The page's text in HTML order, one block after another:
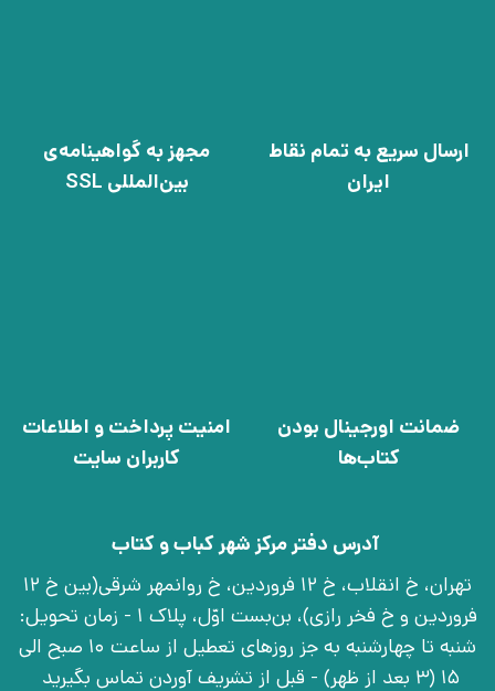
ارسال سریع به تمام نقاط
ایران
مجهز به گواهینامه‌ی
بین‌المللی SSL
ضمانت اورجینال بودن
کتاب‌ها
امنیت پرداخت و اطلاعات
کاربران سایت
آدرس دفتر مرکز شهر کباب و کتاب
تهران، خ انقلاب، خ 12 فروردین، خ روانمهر شرقی(بین خ 12
فروردین و خ فخر رازی)، بن‌بست اوّل، پلاک 1 - زمان تحویل:
شنبه تا چهارشنبه به جز روزهای تعطیل از ساعت 10 صبح الی
15 (3 بعد از ظهر) - قبل از تشریف آوردن تماس بگیرید